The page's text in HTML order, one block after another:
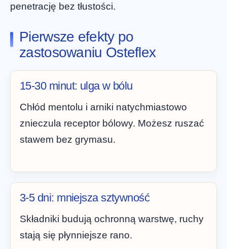
penetrację bez tłustości.
Pierwsze efekty po
zastosowaniu Osteflex
15-30 minut: ulga w bólu
Chłód mentolu i arniki natychmiastowo
znieczula receptor bólowy. Możesz ruszać
stawem bez grymasu.
3-5 dni: mniejsza sztywność
Składniki budują ochronną warstwę, ruchy
stają się płynniejsze rano.